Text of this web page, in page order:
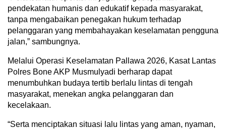
pendekatan humanis dan edukatif kepada masyarakat,
tanpa mengabaikan penegakan hukum terhadap
pelanggaran yang membahayakan keselamatan pengguna
jalan,” sambungnya.
Melalui Operasi Keselamatan Pallawa 2026, Kasat Lantas
Polres Bone AKP Musmulyadi berharap dapat
menumbuhkan budaya tertib berlalu lintas di tengah
masyarakat, menekan angka pelanggaran dan
kecelakaan.
“Serta menciptakan situasi lalu lintas yang aman, nyaman,